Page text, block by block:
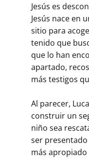
Jesús es
Jesús nace en
sitio para
tenido que
que lo han
apartado,
más testigos
Al parecer,
construir un
niño sea
ser
más